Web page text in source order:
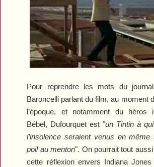
Pour reprendre les mots du
Baroncelli parlant du film, au moment
l’époque, et notamment du héros
Bébel, Dufourquet est "un Tintin à
l’insolence seraient venus en
poil au menton". On pourrait tout
cette réflexion envers Indiana